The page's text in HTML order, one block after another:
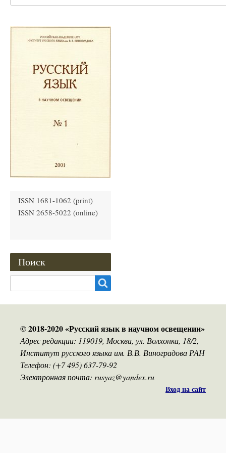
ISSN 1681-1062 (print)
ISSN 2658-5022 (online)
Поиск
© 2018-2020 «Русский язык в научном освещении»
Адрес редакции: 119019, Москва, ул. Волхонка, 18/2,
Институт русского языка им. В.В. Виноградова РАН
Телефон: (+7 495) 637-79-92
Электронная почта: rusyaz@yandex.ru
Вход на сайт